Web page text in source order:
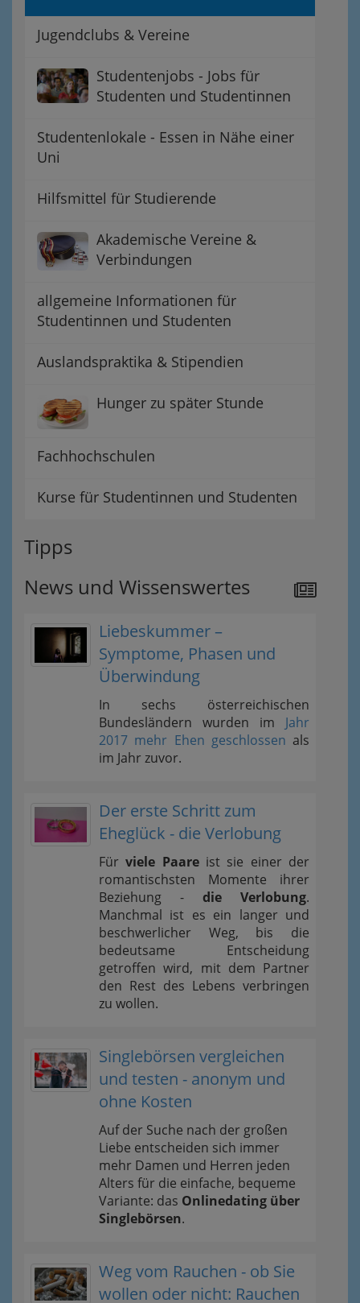
Jugendclubs & Vereine
Studentenjobs - Jobs für
Studenten und Studentinnen
Studentenlokale - Essen in Nähe einer
Uni
Hilfsmittel für Studierende
Akademische Vereine &
Verbindungen
allgemeine Informationen für
Studentinnen und Studenten
Auslandspraktika & Stipendien
Hunger zu später Stunde
Fachhochschulen
Kurse für Studentinnen und Studenten
Tipps
News und Wissenswertes
Liebeskummer –
Symptome, Phasen und
Überwindung
In sechs österreichischen
Bundesländern wurden im Jahr
2017 mehr Ehen geschlossen als
im Jahr zuvor.
Der erste Schritt zum
Eheglück - die Verlobung
Fürviele Paareist sie einer der
romantischsten Momente ihrer
Beziehung - die Verlobung.
Manchmal ist es ein langer und
beschwerlicher Weg, bis die
bedeutsame Entscheidung
getroffen wird, mit dem Partner
den Rest des Lebens verbringen
zu wollen.
Singlebörsen vergleichen
und testen - anonym und
ohne Kosten
Auf der Suche nach der großen
Liebe entscheiden sich immer
mehr Damen und Herren jeden
Alters für die einfache, bequeme
Variante: das Onlinedating über
Singlebörsen.
Weg vom Rauchen - ob Sie
wollen oder nicht: Rauchen